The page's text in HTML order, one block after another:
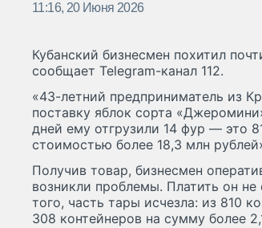
11:16, 20 Июня 2026
Кубанский бизнесмен похитил
сообщает Telegram-канал 112.
«43-летний предприниматель из
поставку яблок сорта
дней ему отгрузили 14 фур — это
стоимостью более 18,3 млн
Получив товар, бизнесмен
возникли проблемы. Платить он
того, часть тары исчезла: из 810
308 контейнеров на сумму более